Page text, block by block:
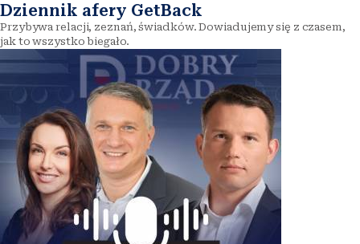
Dziennik afery GetBack
Przybywa relacji, zeznań, świadków. Dowiadujemy się z czasem,
jak to wszystko biegało.